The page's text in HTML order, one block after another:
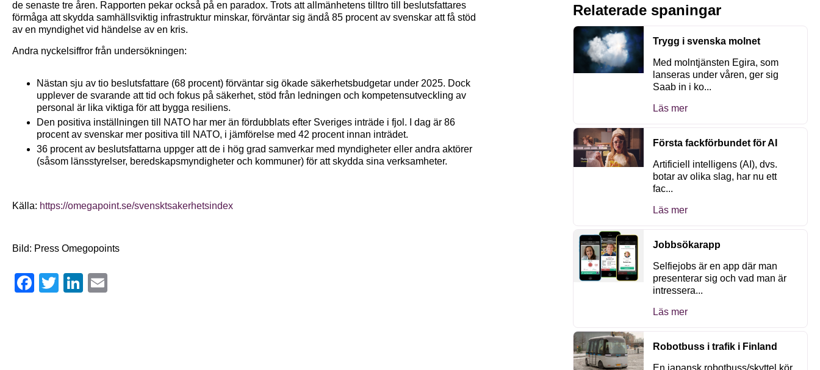
de senaste tre åren. Rapporten pekar också på en paradox. Trots att allmänhetens tilltro till beslutsfattares
förmåga att skydda samhällsviktig infrastruktur minskar, förväntar sig ändå 85 procent av svenskar att få stöd
av en myndighet vid händelse av en kris.
Andra nyckelsiffror från undersökningen:
Nästan sju av tio beslutsfattare (68 procent) förväntar sig ökade säkerhetsbudgetar under 2025. Dock
upplever de svarande att tid och fokus på säkerhet, stöd från ledningen och kompetensutveckling av
personal är lika viktiga för att bygga resiliens.
Den positiva inställningen till NATO har mer än fördubblats efter Sveriges inträde i fjol. I dag är 86
procent av svenskar mer positiva till NATO, i jämförelse med 42 procent innan inträdet.
36 procent av beslutsfattarna uppger att de i hög grad samverkar med myndigheter eller andra aktörer
(såsom länsstyrelser, beredskapsmyndigheter och kommuner) för att skydda sina verksamheter.
Källa: https://omegapoint.se/svensktsakerhetsindex
Bild: Press Omegopoints
Facebook
Twitter LinkedIn
Relaterade spaningar
Trygg i svenska molnet
Med molntjänsten Egira, som
lanseras under våren, ger sig
Saab in i ko...
Läs mer
Första fackförbundet för AI
Artificiell intelligens (AI), dvs.
botar av olika slag, har nu ett
fac...
Läs mer
Jobbsökarapp
Selfiejobs är en app där man
presenterar sig och vad man är
intressera...
Läs mer
Robotbuss i trafik i Finland
En japansk robotbuss/skyttel kör